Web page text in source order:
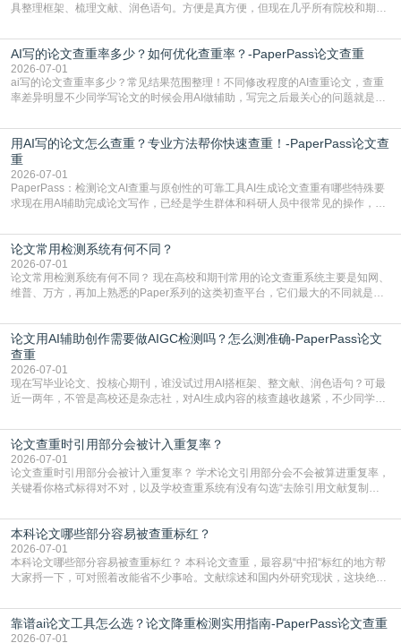
具整理框架、梳理文献、润色语句。方便是真方便，但现在几乎所有院校和期刊
五遍还是过不了预检测的大有人在，这时候，找到靠谱的降AIGC检测率的网
站，就能少走好多弯路。PaperPass：守护学术原创性的智能伙伴AIGC生成内
容的学术合规痛点去年帮一个本科师弟改
AI写的论文查重率多少？如何优化查重率？-PaperPass论文查重
2026-07-01
ai写的论文查重率多少？常见结果范围整理！不同修改程度的AI查重论文，查重
率差异明显不少同学写论文的时候会用AI做辅助，写完之后最关心的问题就是ai
实际情况和大家想的不太一样。AI训练依赖海量公开学术文献、网络内容，生成
内容本质是按照语义概率拼接已有内容，很容易和已发布的作品撞重复，甚至会
直接引用整段已有内容，所以查重率偏高是
用AI写的论文怎么查重？专业方法帮你快速查重！-PaperPass论文查
重
2026-07-01
PaperPass：检测论文AI查重与原创性的可靠工具AI生成论文查重有哪些特殊要
求现在用AI辅助完成论文写作，已经是学生群体和科研人员中很常见的操作，不
但很多人忽略了，AI生成的内容天生带有重复风险——训练AI的数据集本身就包
含大量已公开的学术内容、网络原创内容，AI输出内容时很容易无意识拼接出重
复片
论文常用检测系统有何不同？
2026-07-01
论文常用检测系统有何不同？ 现在高校和期刊常用的论文查重系统主要是知网、
维普、万方，再加上熟悉的Paper系列的这类初查平台，它们最大的不同就是数
查数值误导。知网（CNKI）是学校定稿检测的绝对主流。本科用PMLC，含大学
生联合比对库，能比历届学长论文，硕博用VIP/TMLC，含学术论文联合比对
库，期刊投稿用AMLMC/SML
论文用AI辅助创作需要做AIGC检测吗？怎么测准确-PaperPass论文
查重
2026-07-01
现在写毕业论文、投核心期刊，谁没试过用AI搭框架、整文献、润色语句？可最
近一两年，不管是高校还是杂志社，对AI生成内容的核查越收越紧，不少同学投
真的太亏。提前做AIGC检测，已经成了很多过来人交稿前必做的一步。为什么
AIGC检测成了论文答辩投稿前的必备项？可能还有不少人觉得，我就用AI搭了个
框架，内容都是自己写的，至于做AIG
论文查重时引用部分会被计入重复率？
2026-07-01
论文查重时引用部分会被计入重复率？ 学术论文引用部分会不会被算进重复率，
关键看你格式标得对不对，以及学校查重系统有没有勾选“去除引用文献复制
独占一行，每条文献用[1][2]方括号编号、与正文一一对应，著录项符合GB/T
7714（作者、题名、刊名、年、卷期、页码齐全，标点用半角）；查重系统识别
成功后通常把这段标为引用，
本科论文哪些部分容易被查重标红？
2026-07-01
本科论文哪些部分容易被查重标红？ 本科论文查重，最容易“中招“标红的地方帮
大家捋一下，可对照着改能省不少事哈。文献综述和国内外研究现状，这块绝对
乎一模一样的话，你要是直接复制百度百科、教材或别人写好的综述段落，系统
一抓一个准，整段飘红。研究背景、意义和方法描述也是不可避免，比如“本文采
用问卷调查法““运用SPSS软件进行数据分
靠谱ai论文工具怎么选？论文降重检测实用指南-PaperPass论文查重
2026-07-01